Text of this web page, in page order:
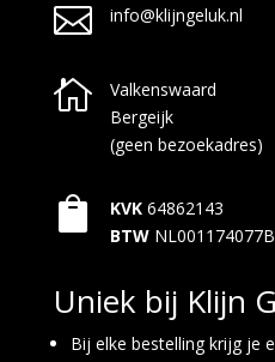
 info@klijngeluk.nl

Valkenswaard
Bergeijk
(geen bezoekadres)
 KVK 64862143
BTW
Uniek bij Klijn
Bij elke bestelling krijg je